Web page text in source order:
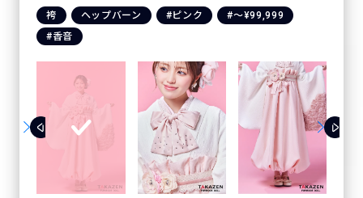
袴 ヘップバーン #ピンク
#〜¥99,999
#香音